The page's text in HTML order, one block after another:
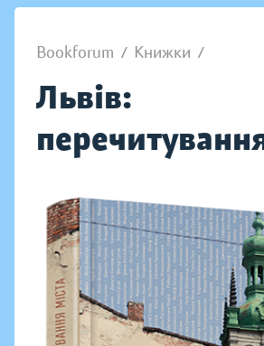
Bookforum / Книжки /
Львів: